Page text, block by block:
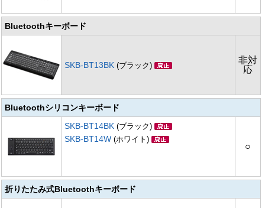
Bluetoothキーボード
SKB-BT13BK (ブラック)
非対
応
Bluetoothシリコンキーボード
SKB-BT14BK (ブラック)
SKB-BT14W (ホワイト)
○
折りたたみ式Bluetoothキーボード